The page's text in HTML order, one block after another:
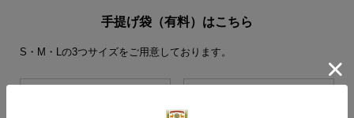
手提げ袋（有料）はこちら
S・M・Lの3つサイズをご用意しております。